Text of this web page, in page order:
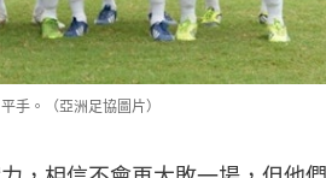
手。（亞洲足協圖片）